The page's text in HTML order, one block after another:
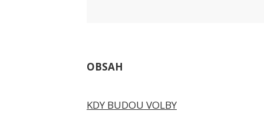
OBSAH
KDY BUDOU VOLBY